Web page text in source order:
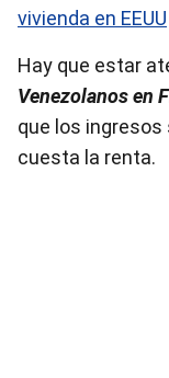
vivienda en EEUU
Hay que estar
Venezolanos en
que los ingresos
cuesta la renta.